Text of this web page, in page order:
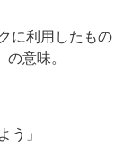
に利用したもの
意味。
う」